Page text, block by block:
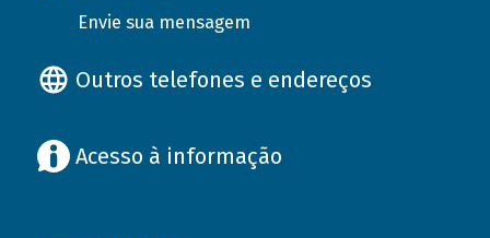
Envie sua mensagem
Outros telefones e endereços
Acesso à informação